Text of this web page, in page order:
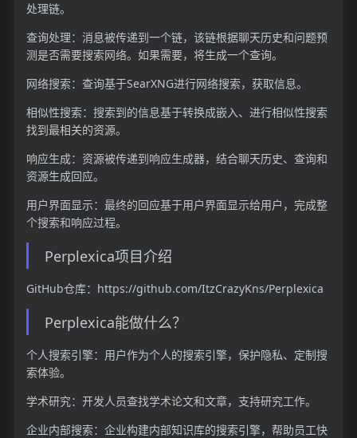
处理链。
查询处理：消息被传递到一个链，该链根据聊天历史和问题预
测是否需要搜索网络。如果需要，将生成一个查询。
网络搜索：查询基于SearXNG进行网络搜索，获取信息。
相似性搜索：搜索到的信息基于转换成嵌入、进行相似性搜索
找到最相关的资源。
响应生成：资源被传递到响应生成器，结合聊天历史、查询和
资源生成回应。
用户界面显示：最终的回应基于用户界面显示给用户，完成整
个搜索和响应过程。
Perplexica项目介绍
GitHub仓库：https://github.com/ItzCrazyKns/Perplexica
Perplexica能做什么？
个人搜索引擎：用户作为个人的搜索引擎，保护隐私、定制搜
索体验。
学术研究：开发人员查找学术论文和文章，支持研究工作。
企业内部搜索：企业构建内部知识库的搜索引擎，帮助员工快